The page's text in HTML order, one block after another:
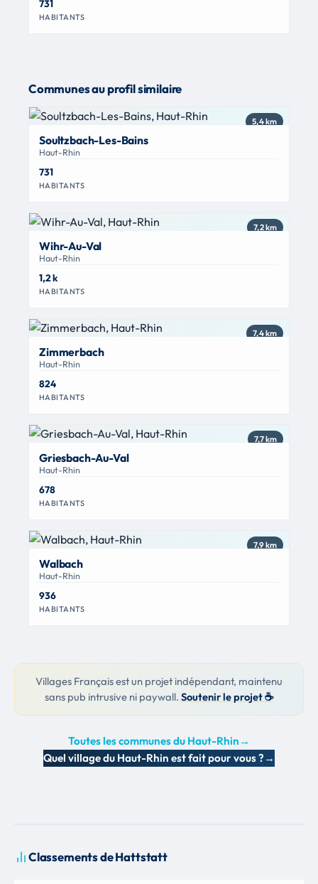
731
HABITANTS
Communes au profil similaire
5,4 km
Soultzbach-Les-Bains
Haut-Rhin
731
HABITANTS
7,2 km
Wihr-Au-Val
Haut-Rhin
1,2 k
HABITANTS
7,4 km
Zimmerbach
Haut-Rhin
824
HABITANTS
7,7 km
Griesbach-Au-Val
Haut-Rhin
678
HABITANTS
7,9 km
Walbach
Haut-Rhin
936
HABITANTS
Villages Français est un projet indépendant, maintenu
sans pub intrusive ni paywall. Soutenir le projet ☕
Toutes les communes du Haut-Rhin →
Quel village du Haut-Rhin est fait pour vous ? →
Classements de Hattstatt